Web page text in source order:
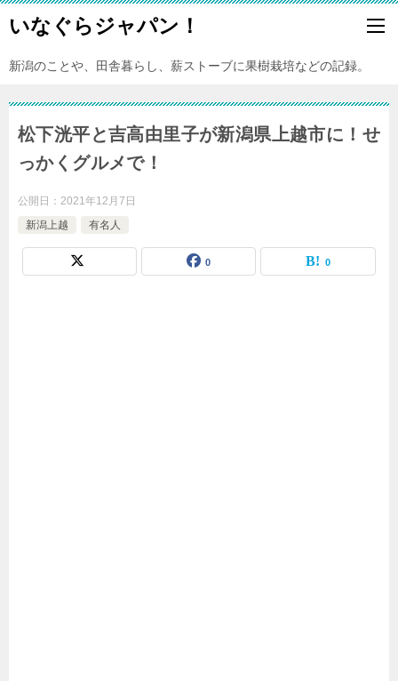
いなぐらジャパン！
新潟のことや、田舎暮らし、薪ストーブに果樹栽培などの記録。
松下洸平と吉高由里子が新潟県上越市に！せ
っかくグルメで！
公開日： 2021年12月7日
新潟上越
有名人
0 0